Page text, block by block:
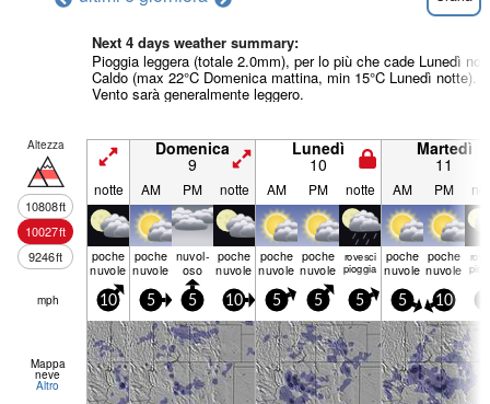
Next 4 days weather summary:
Pioggia leggera (totale 2.0mm), per lo più che cade Lunedì
Caldo (max 22°C Domenica mattina, min 15°C Lunedì notte).
Vento sarà generalmente leggero.
Altezza
10808ft
10027ft
9246ft
Domenica
9
Lunedì
10
Martedì
11
notte AM PM notte AM PM notte AM PM
poche
nuvole
poche
nuvole
nuvol-
oso
poche
nuvole
poche
nuvole
poche
nuvole
rovesci
pioggia
poche
nuvole
poche
nuvole
mph 10 5 5 10 5 5 5 5 10
Mappa
neve
Altro